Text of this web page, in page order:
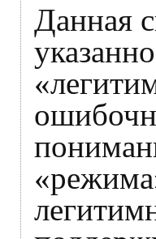
Данная